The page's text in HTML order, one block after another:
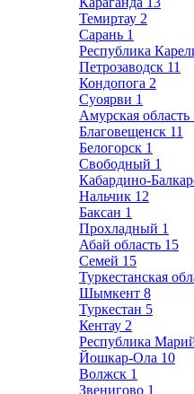
Темиртау 2
Сарань 1
Республика
Петрозаводск 11
Кондопога 2
Суоярви 1
Амурская область
Благовещенск 11
Белогорск 1
Свободный 1
Кабардино-
Нальчик 12
Баксан 1
Прохладный 1
Абай область 15
Семей 15
Туркестанская
Шымкент 8
Туркестан 5
Кентау 2
Республика
Йошкар-Ола 10
Волжск 1
Звенигово 1